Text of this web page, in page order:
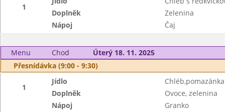
1
Doplněk
Zelenina
Nápoj
Čaj
Menu Chod
Úterý 18. 11. 2025
Přesnídávka (9:00 - 9:30)
1
Jídlo
Doplněk
Ovoce, zelenina
Nápoj
Granko